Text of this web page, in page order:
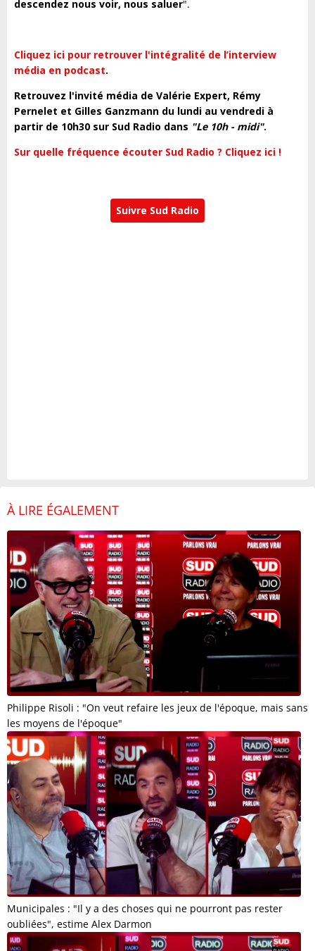
descendez nous voir, nous saluer".
Cliquez ici pour retrouver l'intégralité de l’interview
média en podcast.
Retrouvez l'invité média de Valérie Expert, Rémy
Pernelet et Gilles Ganzmann du lundi au vendredi à
partir de 10h30 sur Sud Radio dans "Le 10h - midi".
Sur quelle fréquence écouter Sud Radio ? Cliquez ici !
Suivre Sud Radio
À LIRE ÉGALEMENT
Philippe Risoli : "On veut refaire les jeux de l'époque, mais sans
les moyens de l'époque"
Municipales : "Il y a des choses qui ne pourront pas rester
oubliées", estime Alex Darmon